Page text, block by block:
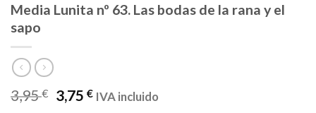
Media Lunita nº 63. Las bodas de la rana y el
sapo
3,95€ 3,75€ IVA incluido